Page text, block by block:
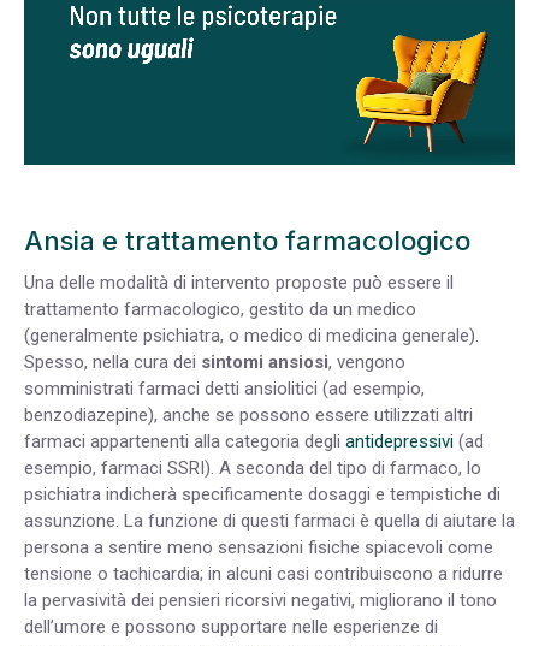
Ansia e trattamento farmacologico
Una delle modalità di intervento proposte può essere il
trattamento farmacologico, gestito da un medico
(generalmente psichiatra, o medico di medicina generale).
Spesso, nella cura dei sintomi ansiosi, vengono
somministrati farmaci detti ansiolitici (ad esempio,
benzodiazepine), anche se possono essere utilizzati altri
farmaci appartenenti alla categoria degli antidepressivi (ad
esempio, farmaci SSRI). A seconda del tipo di farmaco, lo
psichiatra indicherà specificamente dosaggi e tempistiche di
assunzione. La funzione di questi farmaci è quella di aiutare la
persona a sentire meno sensazioni fisiche spiacevoli come
tensione o tachicardia; in alcuni casi contribuiscono a ridurre
la pervasività dei pensieri ricorsivi negativi, migliorano il tono
dell’umore e possono supportare nelle esperienze di